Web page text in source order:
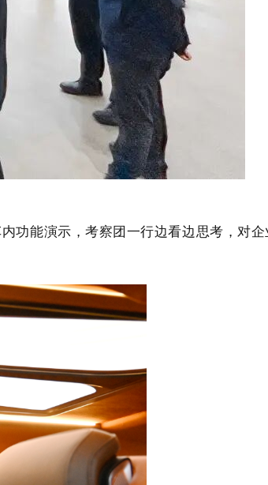
能演示，考察团一行边看边思考，对企